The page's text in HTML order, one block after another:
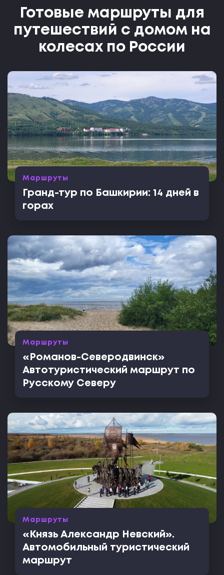
Готовые маршруты для
путешествий с домом на
колесах по России
Маршруты
Гранд-тур по Башкирии: 14 дней в
горах
Маршруты
«Романов-Северодвинск»
Автотуристический маршрут по
Русскому Северу
Маршруты
«Князь Александр Невский».
Автомобильный туристический
маршрут